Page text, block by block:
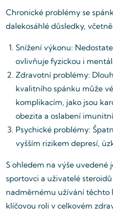
Chronické problémy se
dalekosáhlé důsledky,
Snížení výkonu:
ovlivňuje fyzickou i
Zdravotní problémy:
kvalitního spánku může
komplikacím, jako jsou
obezita a oslabení
Psychické problémy:
vyšším rizikem depresí,
S ohledem na výše uvedené
sportovci a uživatelé
nadměrnému užívání těchto
klíčovou roli v celkovém